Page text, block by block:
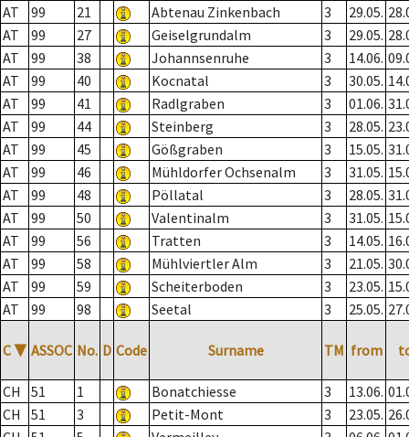
AT
99 21 Abtenau Zinkenbach 3 29.05.
AT
99 27 Geiselgrundalm 3 29.05.
AT
99 38 Johannsenruhe 3 14.06.
AT
99 40 Kocnatal 3 30.05.
AT
99 41 Radlgraben 3 01.06.
AT
99 44 Steinberg 3 28.05.
AT
99 45 Gößgraben 3 15.05.
AT
99 46 Mühldorfer Ochsenalm 3 31.05.
AT
99 48 Pöllatal 3 28.05.
AT
99 50 Valentinalm 3 31.05.
AT
99 56 Tratten 3 14.05.
AT
99 58 Mühlviertler Alm 3 21.05.
AT
99 59 Scheiterboden 3 23.05.
AT
99 98 Seetal 3 25.05.
C ▼ ASSOC No. D Code Surname TM from
CH 51 1 Bonatchiesse 3 13.06.
CH
51 3 Petit-Mont 3 23.05.